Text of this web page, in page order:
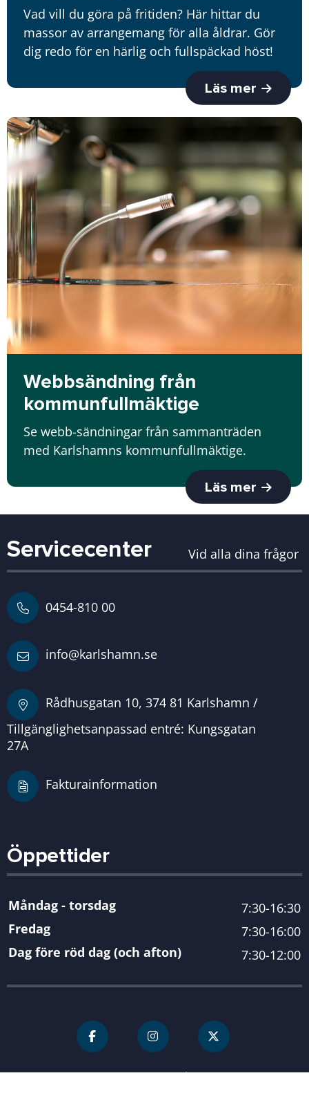
Vad vill du göra på fritiden? Här hittar du
massor av arrangemang för alla åldrar. Gör
dig redo för en härlig och fullspäckad höst!
Läs mer
Webbsändning från
kommunfullmäktige
Se webb-sändningar från sammanträden
med Karlshamns kommunfullmäktige.
Läs mer
Servicecenter Vid alla dina frågor
0454-810 00
info@karlshamn.se
Rådhusgatan 10, 374 81 Karlshamn /
Tillgänglighetsanpassad entré: Kungsgatan
27A
Fakturainformation
Öppettider
Måndag - torsdag
7:30-16:30
Fredag
7:30-16:00
Dag före röd dag (och afton)
7:30-12:00
För personal